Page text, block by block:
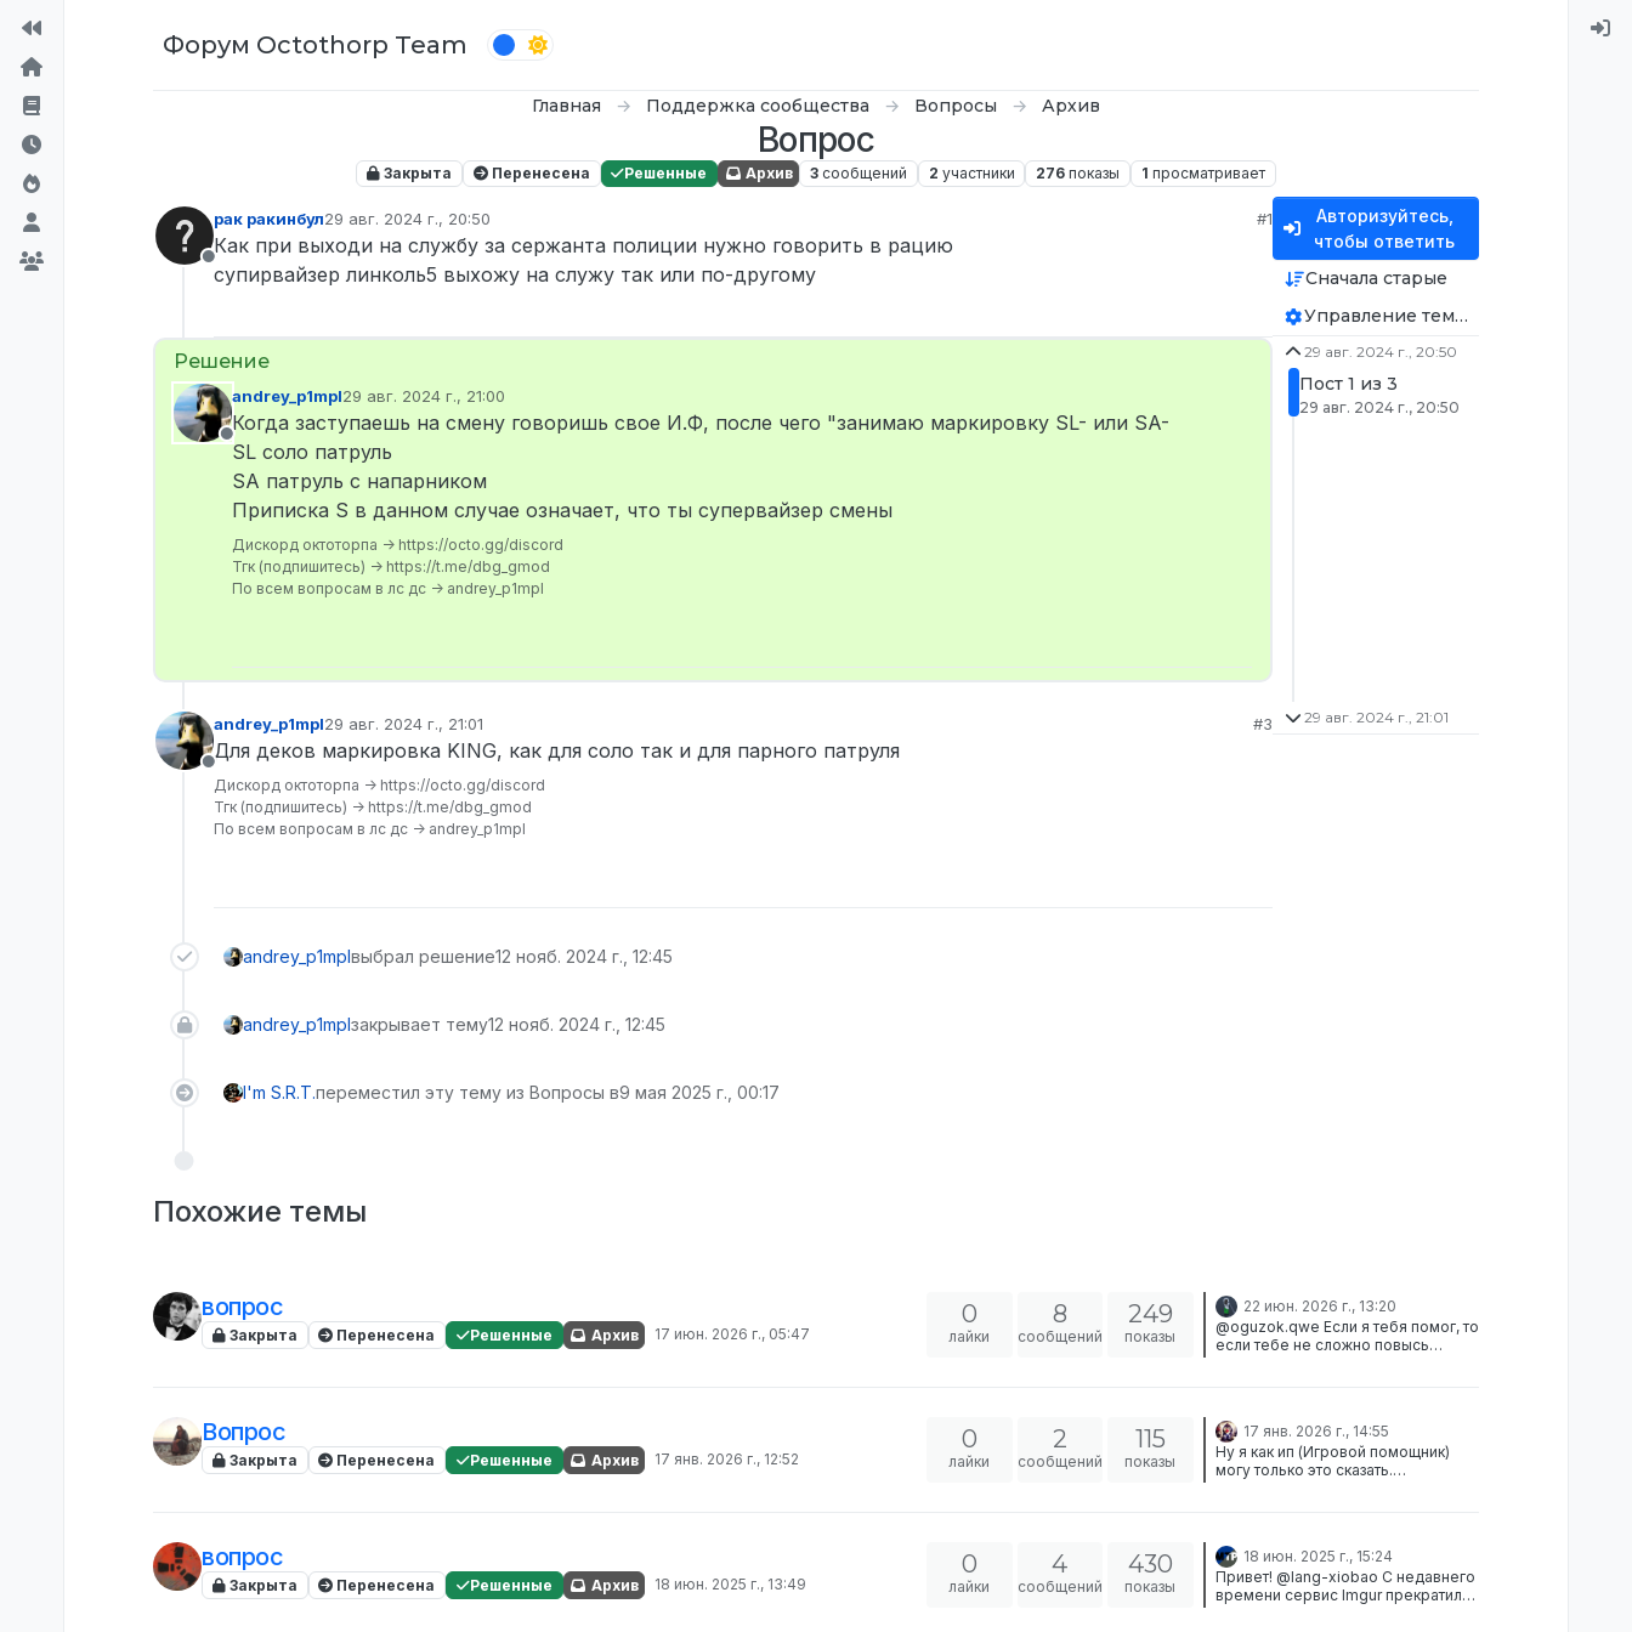
Форум Octothorp Team
Главная Поддержка сообщества Вопросы Архив
Вопрос
Закрыта Перенесена Решенные Архив 3 сообщений 2 участники 276 показы 1 просматривает
Не в сети
рак ракинбул29 авг. 2024 г., 20:50
отредактировано
#1
Как при выходи на службу за сержанта полиции нужно говорить в рацию
супирвайзер линколь5 выхожу на служу так или по-другому
Не в сети
andrey_p1mpl29 авг. 2024 г., 21:00
отредактировано
Когда заступаешь на смену говоришь свое И.Ф, после чего "занимаю маркировку SL- или SA-
SL соло патруль
SA патруль с напарником
Приписка S в данном случае означает, что ты супервайзер смены
Дискорд октоторпа -> https://octo.gg/discord
Тгк (подпишитесь) -> https://t.me/dbg_gmod
По всем вопросам в лс дс -> andrey_p1mpl
Не в сети
andrey_p1mpl29 авг. 2024 г., 21:01
отредактировано
#3
Для деков маркировка KING, как для соло так и для парного патруля
Дискорд октоторпа -> https://octo.gg/discord
Тгк (подпишитесь) -> https://t.me/dbg_gmod
По всем вопросам в лс дс -> andrey_p1mpl
andrey_p1mplвыбрал решение12 нояб. 2024 г., 12:45
andrey_p1mplзакрывает тему12 нояб. 2024 г., 12:45
I'm S.R.T.переместил эту тему из Вопросы в9 мая 2025 г., 00:17
Авторизуйтесь,
чтобы ответить
Сначала старые
Управление темой
29 авг. 2024 г., 20:50
Пост 1 из 3
29 авг. 2024 г., 20:50
29 авг. 2024 г., 21:01
Похожие темы
вопрос
Закрыта Перенесена Решенные Архив 17 июн. 2026 г., 05:47
0
лайки
8
сообщений
249
показы
22 июн. 2026 г., 13:20
@oguzok.qwe Если я тебя помог, то
если тебе не сложно повысь
Вопрос
Закрыта Перенесена Решенные Архив 17 янв. 2026 г., 12:52
0
лайки
2
сообщений
115
показы
17 янв. 2026 г., 14:55
Ну я как ип (Игровой помощник)
могу только это сказать.
которые работают или же ходят на
пары.
вопрос
Закрыта Перенесена Решенные Архив 18 июн. 2025 г., 13:49
0
лайки
4
сообщений
430
показы
18 июн. 2025 г., 15:24
Привет! @lang-xiobao С недавнего
времени сервис Imgur прекратил